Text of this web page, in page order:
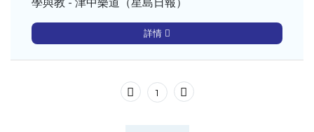
詳情
1